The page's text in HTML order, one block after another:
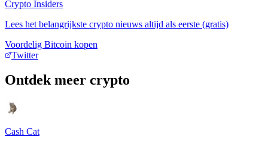
Crypto Insiders
Lees het belangrijkste crypto nieuws altijd als eerste (gratis)
Voordelig Bitcoin kopen
Twitter
Ontdek meer crypto
Cash Cat